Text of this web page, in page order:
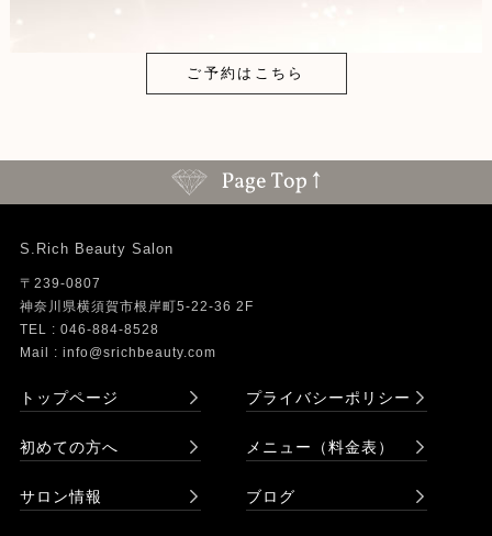
ご予約はこちら
S.Rich Beauty Salon
〒239-0807
神奈川県横須賀市根岸町5-22-36 2F
TEL : 046-884-8528
Mail : info@srichbeauty.com
トップページ プライバシーポリシー
初めての方へ メニュー（料金表）
サロン情報 ブログ